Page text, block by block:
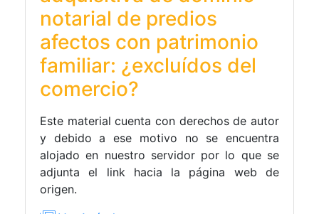
notarial de predios
afectos con patrimonio
familiar: ¿excluídos del
comercio?
Este material cuenta con derechos de autor
y debido a ese motivo no se encuentra
alojado en nuestro servidor por lo que se
adjunta el link hacia la página web de
origen.